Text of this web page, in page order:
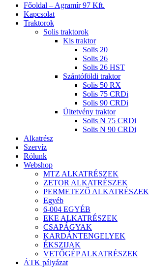
Close
Menu
Főoldal – Agramír 97 Kft.
Kapcsolat
Traktorok
Solis traktorok
Kis traktor
Solis 20
Solis 26
Solis 26 HST
Szántóföldi traktor
Solis 50 RX
Solis 75 CRDi
Solis 90 CRDi
Ültetvény traktor
Solis N 75 CRDi
Solis N 90 CRDi
Alkatrész
Szervíz
Rólunk
Webshop
MTZ ALKATRÉSZEK
ZETOR ALKATRÉSZEK
PERMETEZŐ ALKATRÉSZEK
Egyéb
6-004 EGYÉB
EKE ALKATRÉSZEK
CSAPÁGYAK
KARDÁNTENGELYEK
ÉKSZIJAK
VETŐGÉP ALKATRÉSZEK
ÁTK pályázat